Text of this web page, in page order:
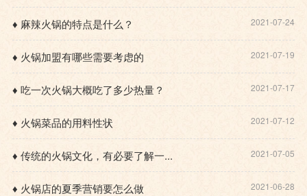
♦ 麻辣火锅的特点是什么？ 2021-07-24
♦ 火锅加盟有哪些需要考虑的 2021-07-19
♦ 吃一次火锅大概吃了多少热量？ 2021-07-17
♦ 火锅菜品的用料性状 2021-07-12
♦ 传统的火锅文化，有必要了解一... 2021-07-05
♦ 火锅店的夏季营销要怎么做 2021-06-28